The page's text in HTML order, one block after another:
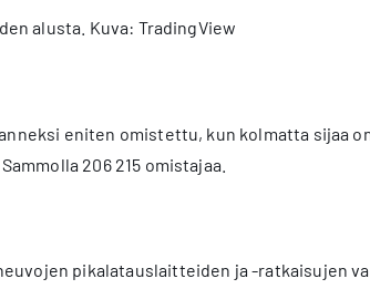
alusta. Kuva: TradingView
eniten omistettu, kun kolmatta sijaa
206 215 omistajaa.
pikalatauslaitteiden ja ‑ratkaisujen